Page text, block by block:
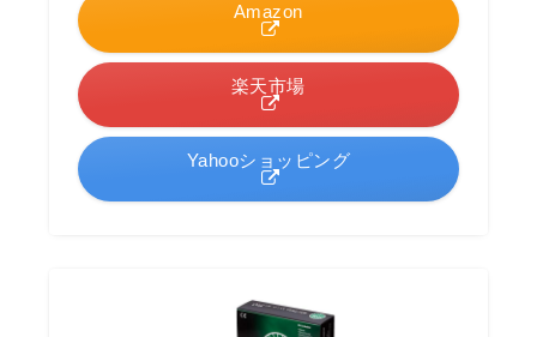
Amazon
楽天市場
Yahooショッピング